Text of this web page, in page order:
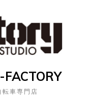
FACTORY
車専門店